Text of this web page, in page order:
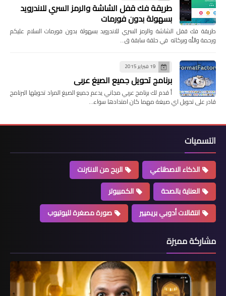
طريقة فك قفل الشاشة والرمز السري للاندرويد
بسهولة بدون فورمات
طريقة فك قفل الشاشة والرمز السري للاندرويد بسهولة بدون فورمات السلام عليكم
ورحمة والله وبركاته في حلقة سابقة ق…
19 فبراير 2015
برنامج تحويل جميع الصيغ عربي
أ قدم لك برنامج عربي مجاني يدعم جميع الصيغ المراد تحويلها البرنامج
قادر على تحويل اي صيغة مهما كان امتدادها سواء…
التسميات
الذكاء الاصطناعي
الربح من الانترنت
العناية بالصحة
الكمبيوتر
انتقالات أدوبي بريميير
صورة مصغرة لليوتيوب
مشاركة مميزة